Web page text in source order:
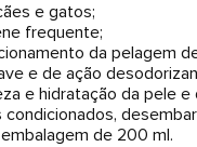
e gatos;
frequente;
da pelagem
e de ação
e hidratação da pele e
condicionados,
de 200 ml.